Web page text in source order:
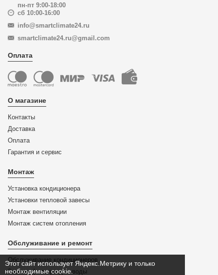
Этот сайт использует Яндекс.Метрику и только
необходимые cookie.
пн-пт 9:00-18:00
сб 10:00-16:00
info@smartclimate24.ru
smartclimate24.ru@gmail.com
Оплата
О магазине
Контакты
Доставка
Оплата
Гарантия и сервис
Монтаж
Установка кондиционера
Установки тепловой завесы
Монтаж вентиляции
Монтаж систем отопления
Обслуживание и ремонт
Обслуживание кондиционеров
Замена фильтра для воды